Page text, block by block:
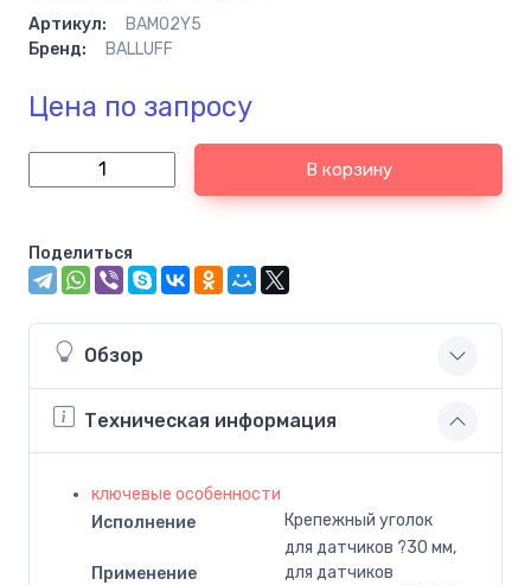
Артикул:
BAM02Y5
Бренд:
BALLUFF
Цена по запросу
В корзину
Поделиться
Обзор
Техническая информация
ключевые особенности
Исполнение
Крепежный уголок
Применение
для датчиков ?30 мм,
для датчиков